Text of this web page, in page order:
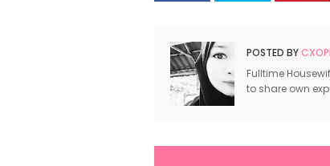
POSTED BY
Fulltime
to share own